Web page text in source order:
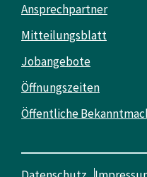
Ansprechpartner
Mitteilungsblatt
Jobangebote
Öffnungszeiten
Öffentliche